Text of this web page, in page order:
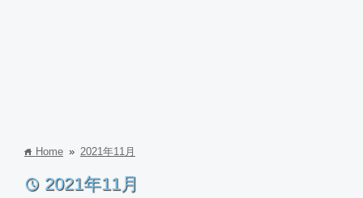
home Home » 2021年11月
time 2021年11月